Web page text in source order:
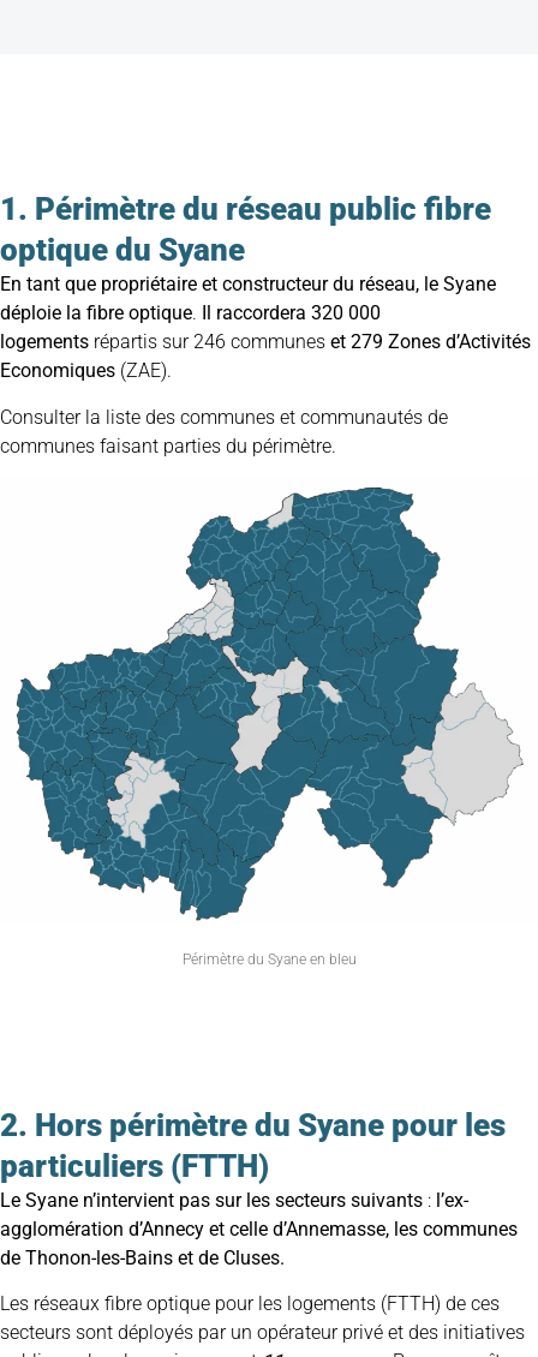
Périmètre du Syane en bleu
1. Périmètre du réseau public fibre
optique du Syane
En tant que propriétaire et constructeur du réseau, le Syane
déploie la fibre optique.
Il raccordera 320 000
logements répartis sur 246 communes et 279 Zones d’Activités
Economiques (ZAE).
Consulter la liste des communes et communautés de
communes faisant parties du périmètre.
2. Hors périmètre du Syane pour les
particuliers (FTTH)
Le Syane n’intervient pas sur les secteurs suivants : l’ex-
agglomération d’Annecy et celle d’Annemasse, les communes
de Thonon-les-Bains et de Cluses.
Les réseaux fibre optique pour les logements (FTTH) de ces
secteurs sont déployés par un opérateur privé et des initiatives